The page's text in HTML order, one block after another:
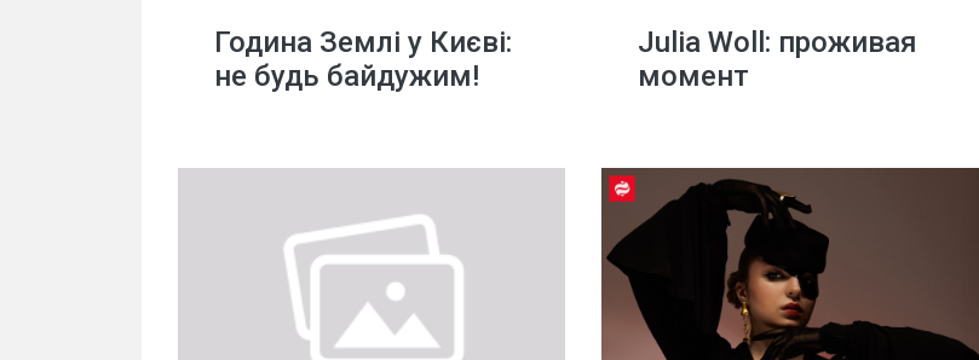
Година Землі у Києві:
не будь байдужим!
Julia Woll: проживая
момент